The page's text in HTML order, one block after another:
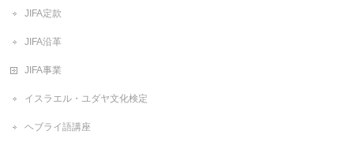
JIFA定款
JIFA沿革
JIFA事業
イスラエル・ユダヤ文化検定
ヘブライ語講座